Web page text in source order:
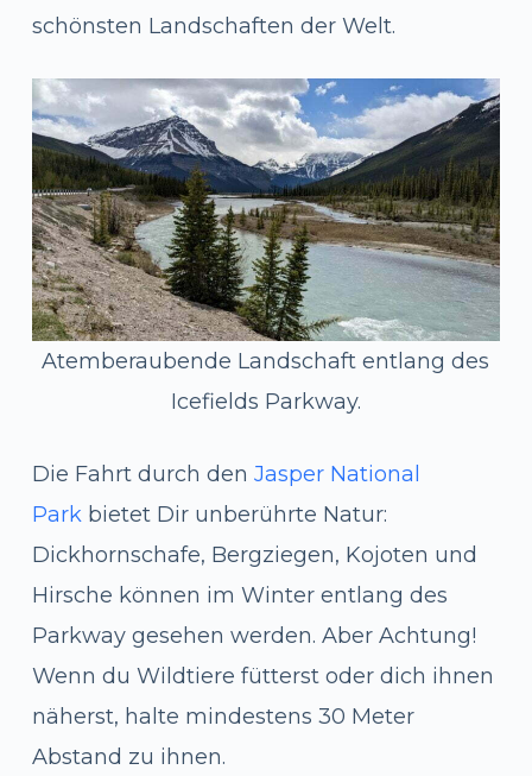
schönsten Landschaften der Welt.
Atemberaubende Landschaft entlang des
Icefields Parkway.
Die Fahrt durch den Jasper National
Parkbietet Dir unberührte Natur:
Dickhornschafe, Bergziegen, Kojoten und
Hirsche können im Winter entlang des
Parkway gesehen werden. Aber Achtung!
Wenn du Wildtiere fütterst oder dich ihnen
näherst, halte mindestens 30 Meter
Abstand zu ihnen.